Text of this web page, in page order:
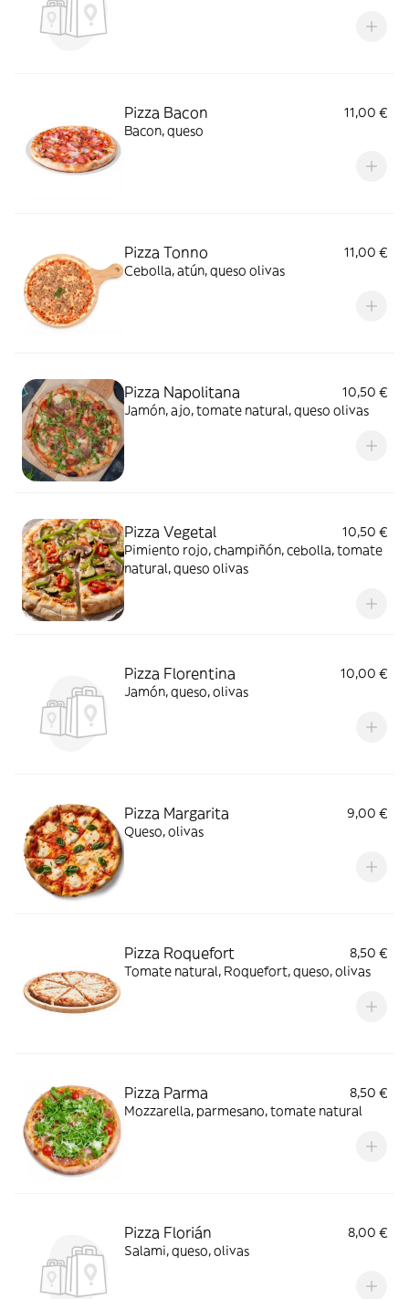
Pizza Bacon
11,00 €
Bacon, queso
Pizza Tonno
11,00 €
Cebolla, atún, queso olivas
Pizza Napolitana
10,50 €
Jamón, ajo, tomate natural, queso olivas
Pizza Vegetal
10,50 €
Pimiento rojo, champiñón, cebolla, tomate
natural, queso olivas
Pizza Florentina
10,00 €
Jamón, queso, olivas
Pizza Margarita
9,00 €
Queso, olivas
Pizza Roquefort
8,50 €
Tomate natural, Roquefort, queso, olivas
Pizza Parma
8,50 €
Mozzarella, parmesano, tomate natural
Pizza Florián
8,00 €
Salami, queso, olivas